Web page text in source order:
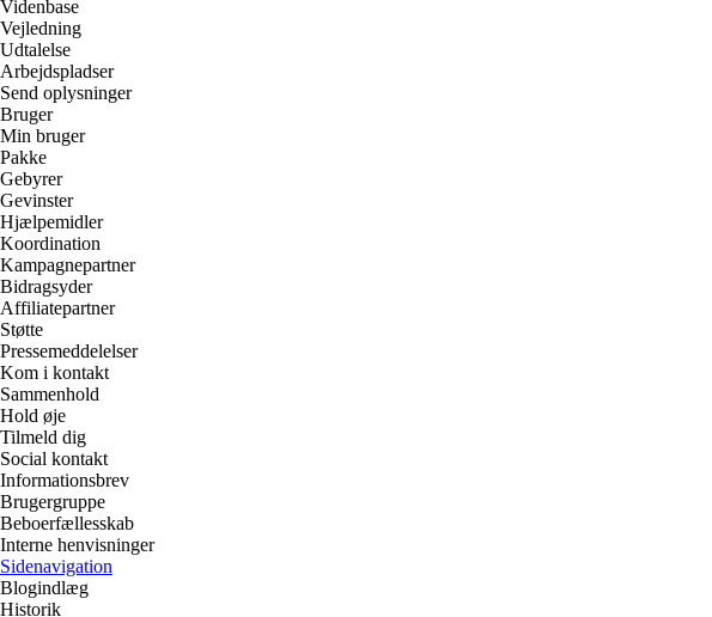
Videnbase
Vejledning
Udtalelse
Arbejdspladser
Send oplysninger
Bruger
Min bruger
Pakke
Gebyrer
Gevinster
Hjælpemidler
Koordination
Kampagnepartner
Bidragsyder
Affiliatepartner
Støtte
Pressemeddelelser
Kom i kontakt
Sammenhold
Hold øje
Tilmeld dig
Social kontakt
Informationsbrev
Brugergruppe
Beboerfællesskab
Interne henvisninger
Sidenavigation
Blogindlæg
Historik